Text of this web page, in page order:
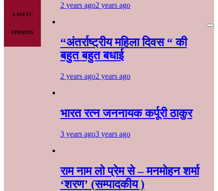
LATEST
UPDATES
2 years ago2 years ago
“अंतर्राष्ट्रीय महिला दिवस “ की
बहुत बहुत बधाई
2 years ago2 years ago
भारत रत्न जननायक कर्पूरी ठाकुर
3 years ago3 years ago
राम नाम लो प्रेम से – मनमोहन शर्मा
‘शरण’ (सम्पादकीय )